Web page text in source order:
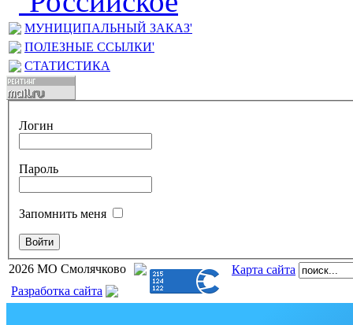
МУНИЦИПАЛЬНЫЙ ЗАКАЗ'
ПОЛЕЗНЫЕ ССЫЛКИ'
СТАТИСТИКА
Логин
Пароль
Запомнить меня
2026 МО Смолячково
Карта сайта
Разработка сайта